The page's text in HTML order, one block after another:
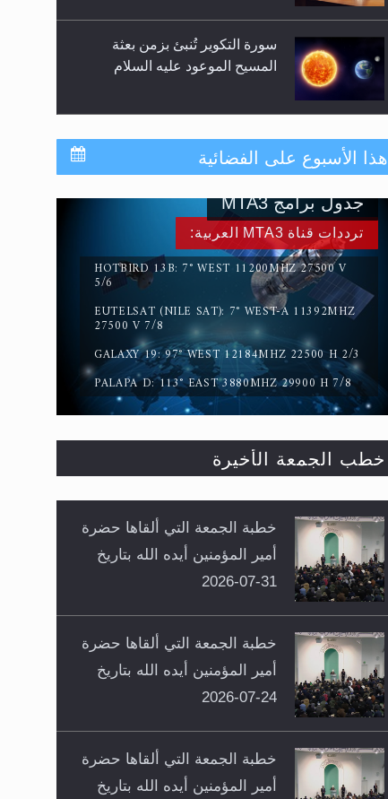
سورة التكوير تُنبئ بزمن بعثة
المسيح الموعود عليه السلام
حقيقة المسيح الدجال
القرآن قاضٍ وحكمٌ على السنة
ومهيمنٌ عليها.. ليس العكس
هذا الأسبوع على الفضائية
ترددات قناة MTA3 العربية:
HOTBIRD 13B: 7° WEST 11200MHZ 27500 V
5/6
EUTELSAT (NILE SAT): 7° WEST-A 11392MHZ
27500 V 7/8
GALAXY 19: 97° WEST 12184MHZ 22500 H 2/3
PALAPA D: 113° EAST 3880MHZ 29900 H 7/8
جدول برامج MTA3
خطب الجمعة الأخيرة
خطبة الجمعة التي ألقاها حضرة
أمير المؤمنين أيده الله بتاريخ
31-07-2026
خطبة الجمعة التي ألقاها حضرة
أمير المؤمنين أيده الله بتاريخ
24-07-2026
خطبة الجمعة التي ألقاها حضرة
أمير المؤمنين أيده الله بتاريخ